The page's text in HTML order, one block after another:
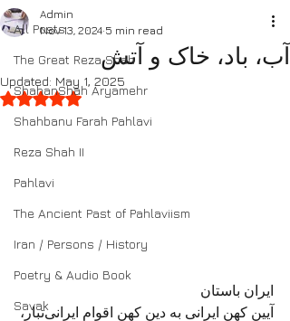
All Posts
The Great Reza Shah
ShahanShah Aryamehr
Shahbanu Farah Pahlavi
Reza Shah II
Pahlavi
The Ancient Past of Pahlaviism
Iran / Persons / History
Poetry & Audio Book
Savak
آب، باد، خاک و آتش
Admin
Nov 13, 2024 5 min read
Updated: May 1, 2025
Rated NaN out of 5 stars.
ایران باستان
آیین کهن ایرانی به دین کهن اقوام ایرانی‌تبار،